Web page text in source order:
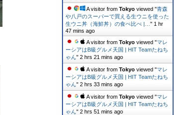
A visitor from Tokyo viewed "青森
や八戸のスーパーで買える生ウニを使った
生ウニ丼（海鮮丼）の食べ比べ |… " 1 hr
47 mins ago
A visitor from Tokyo viewed "マレ
ーシアはB級グルメ天国 | HIT Teamたねち
ゃん" 2 hrs 21 mins ago
A visitor from Tokyo viewed "マレ
ーシアはB級グルメ天国 | HIT Teamたねち
ゃん" 2 hrs 33 mins ago
A visitor from Tokyo viewed "マレ
ーシアはB級グルメ天国 | HIT Teamたねち
ゃん" 2 hrs 51 mins ago